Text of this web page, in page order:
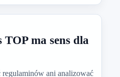
ma sens dla
ani analizować